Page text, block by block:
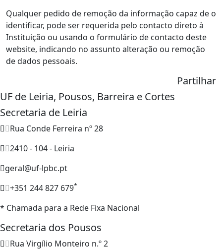
Qualquer pedido de remoção da informação capaz de o
identificar, pode ser requerida pelo contacto direto à
Instituição ou usando o formulário de contacto deste
website, indicando no assunto alteração ou remoção
de dados pessoais.
Partilhar
UF de Leiria, Pousos, Barreira e Cortes
Secretaria de Leiria
Rua Conde Ferreira nº 28
2410 - 104 - Leiria
geral@uf-lpbc.pt
+351 244 827 679*
* Chamada para a Rede Fixa Nacional
Secretaria dos Pousos
Rua Virgílio Monteiro n.º 2